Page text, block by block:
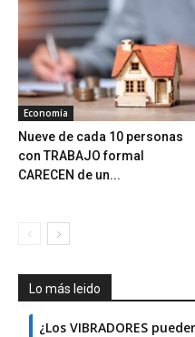
Economía
Nueve de cada 10 personas
con TRABAJO formal
CARECEN de un...
Lo más leido
¿Los VIBRADORES